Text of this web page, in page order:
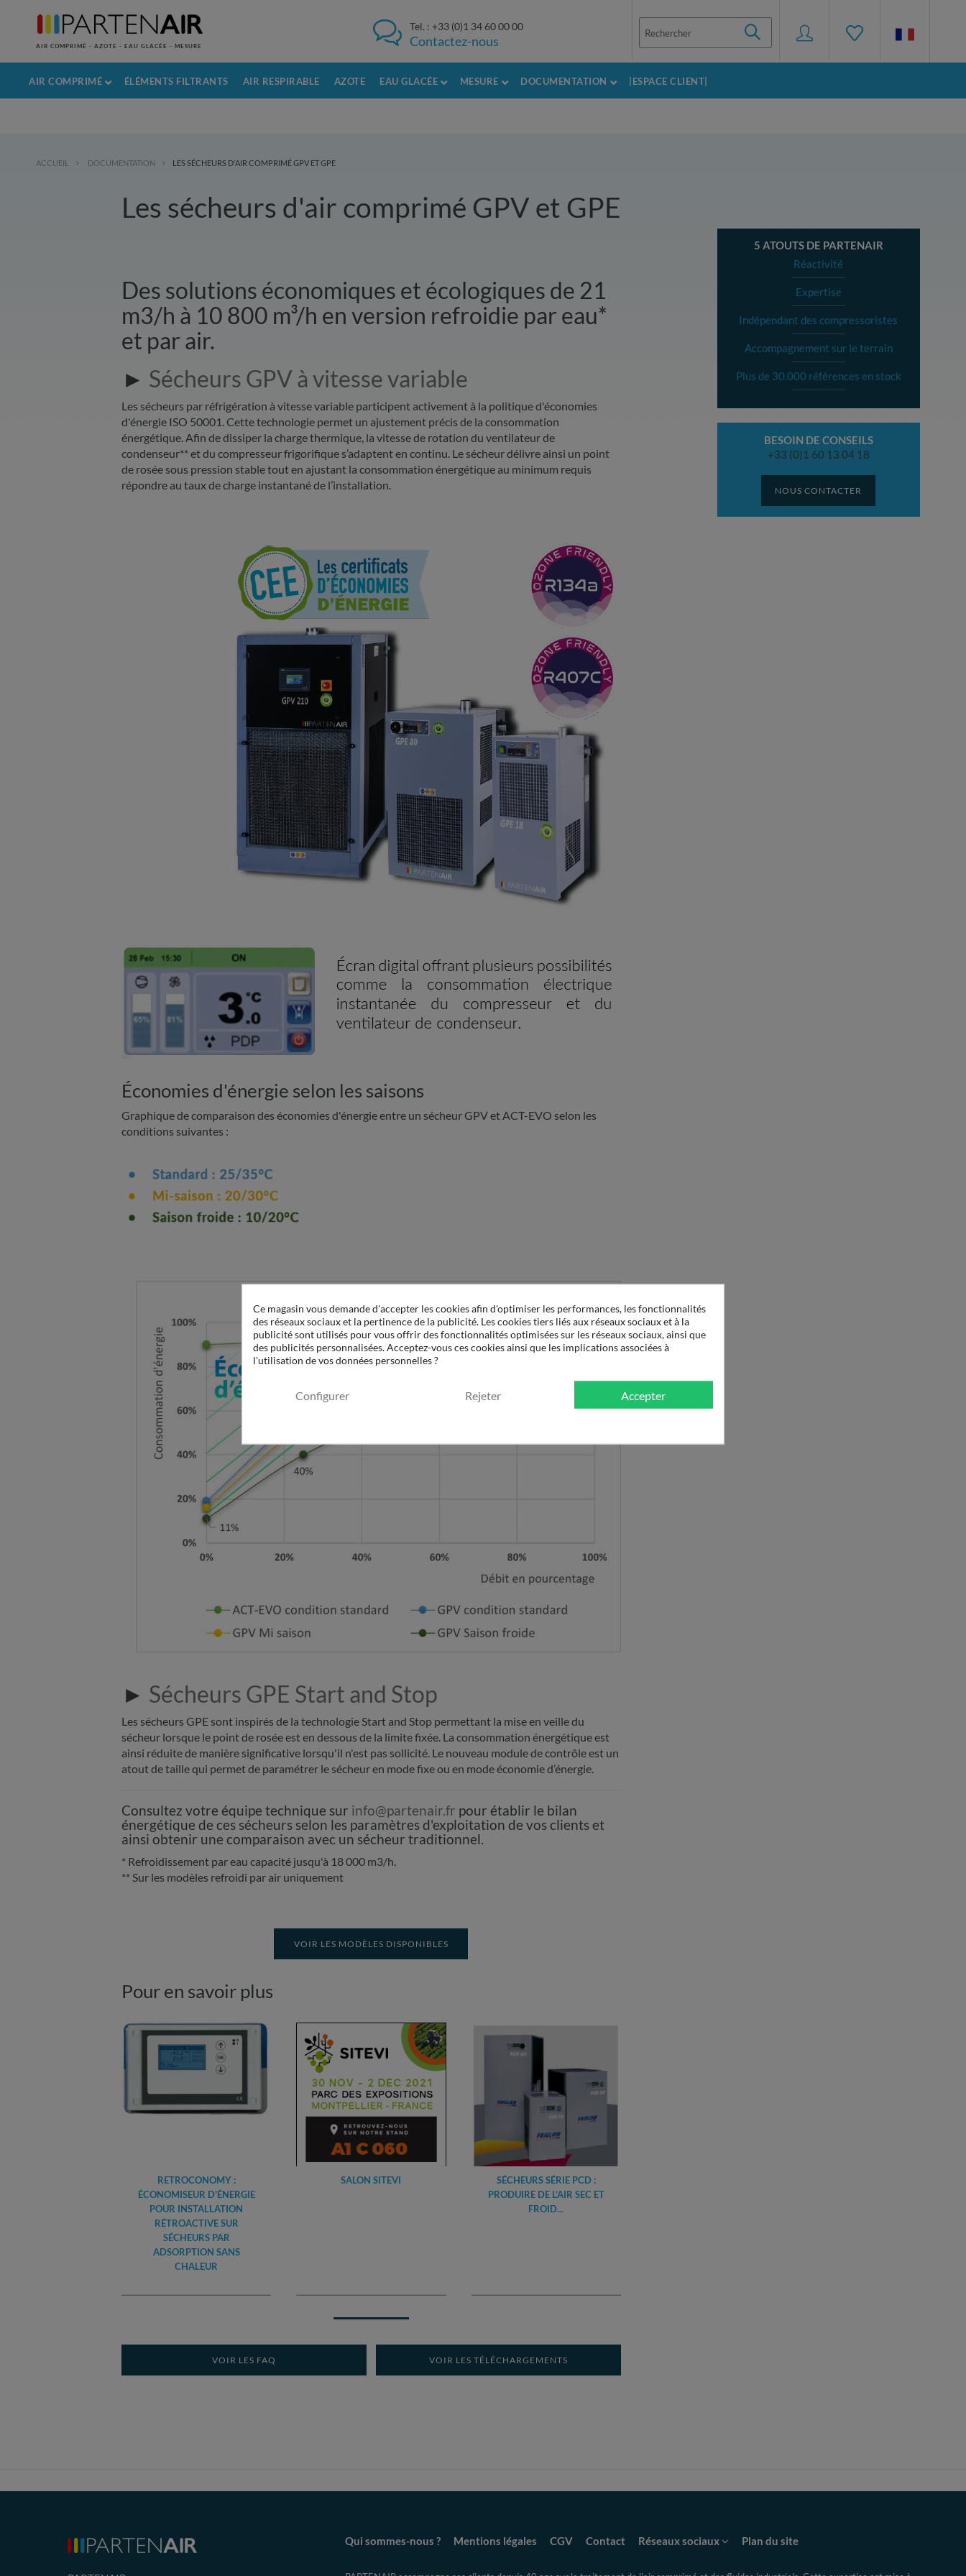
AIR COMPRIMÉ - AZOTE - EAU GLACÉE - MESURE
Tel. : +33 (0)1 34 60 00 00
Contactez-nous
AIR COMPRIMÉ ÉLÉMENTS FILTRANTS AIR RESPIRABLE AZOTE EAU GLACÉE MESURE DOCUMENTATION |ESPACE CLIENT|
ACCUEIL DOCUMENTATION LES SÉCHEURS D'AIR COMPRIMÉ GPV ET GPE
Les sécheurs d'air comprimé GPV et GPE
Des solutions économiques et écologiques de 21
m3/h à 10 800 m³/h en version refroidie par eau*
et par air.
► Sécheurs GPV à vitesse variable
Les sécheurs par réfrigération à vitesse variable participent activement à la politique d'économies
d'énergie ISO 50001. Cette technologie permet un ajustement précis de la consommation
énergétique. Afin de dissiper la charge thermique, la vitesse de rotation du ventilateur de
condenseur** et du compresseur frigorifique s’adaptent en continu. Le sécheur délivre ainsi un point
de rosée sous pression stable tout en ajustant la consommation énergétique au minimum requis
répondre au taux de charge instantané de l’installation.
Économies d'énergie selon les saisons
Graphique de comparaison des économies d'énergie entre un sécheur GPV et ACT-EVO selon les
conditions suivantes :
► Sécheurs GPE Start and Stop
Les sécheurs GPE sont inspirés de la technologie Start and Stop permettant la mise en veille du
sécheur lorsque le point de rosée est en dessous de la limite fixée. La consommation énergétique est
ainsi réduite de manière significative lorsqu'il n'est pas sollicité. Le nouveau module de contrôle est un
atout de taille qui permet de paramétrer le sécheur en mode fixe ou en mode économie d’énergie.
Consultez votre équipe technique sur info@partenair.fr pour établir le bilan
énergétique de ces sécheurs selon les paramètres d'exploitation de vos clients et
ainsi obtenir une comparaison avec un sécheur traditionnel.
* Refroidissement par eau capacité jusqu'à 18 000 m3/h.
** Sur les modèles refroidi par air uniquement
VOIR LES MODÈLES DISPONIBLES
Pour en savoir plus
RETROCONOMY :
ÉCONOMISEUR D'ÉNERGIE
POUR INSTALLATION
RÉTROACTIVE SUR
SÉCHEURS PAR
ADSORPTION SANS
CHALEUR
SALON SITEVI
SÉCHEURS SÉRIE PCD :
PRODUIRE DE L’AIR SEC ET
FROID...
VOIR LES FAQ VOIR LES TÉLÉCHARGEMENTS
5 ATOUTS DE PARTENAIR
Réactivité
Expertise
Indépendant des compressoristes
Accompagnement sur le terrain
Plus de 30.000 références en stock
BESOIN DE CONSEILS
+33 (0)1 60 13 04 18
NOUS CONTACTER
Qui sommes-nous ? Mentions légales CGV Contact Réseaux sociaux Plan du site
Ce magasin vous demande d'accepter les cookies afin d'optimiser les performances, les fonctionnalités
des réseaux sociaux et la pertinence de la publicité. Les cookies tiers liés aux réseaux sociaux et à la
publicité sont utilisés pour vous offrir des fonctionnalités optimisées sur les réseaux sociaux, ainsi que
des publicités personnalisées. Acceptez-vous ces cookies ainsi que les implications associées à
l'utilisation de vos données personnelles ?
Configurer Rejeter Accepter